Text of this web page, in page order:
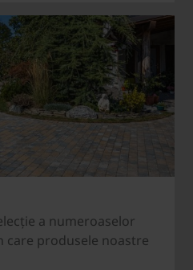
a numeroaselor
care produsele noastre